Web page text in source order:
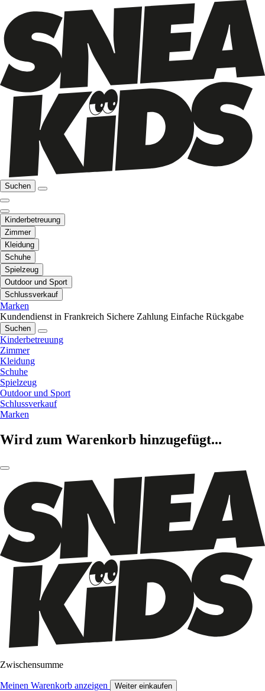
Suchen
Kinderbetreuung
Zimmer
Kleidung
Schuhe
Spielzeug
Outdoor und Sport
Schlussverkauf
Marken
Kundendienst in Frankreich Sichere Zahlung Einfache Rückgabe
Suchen
Kinderbetreuung
Zimmer
Kleidung
Schuhe
Spielzeug
Outdoor und Sport
Schlussverkauf
Marken
Wird zum Warenkorb hinzugefügt...
Zwischensumme
Meinen Warenkorb anzeigen Weiter einkaufen